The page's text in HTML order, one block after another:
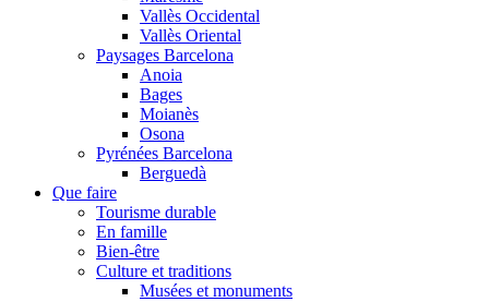
Vallès Occidental
Vallès Oriental
Paysages Barcelona
Anoia
Bages
Moianès
Osona
Pyrénées Barcelona
Berguedà
Que faire
Tourisme durable
En famille
Bien-être
Culture et traditions
Musées et monuments